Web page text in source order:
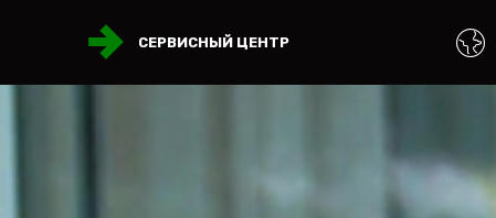
СЕРВИСНЫЙ ЦЕНТР